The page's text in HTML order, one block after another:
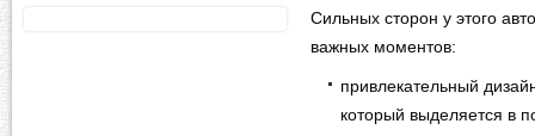
Сильных сторон у этого
важных моментов:
привлекательный
который выделяется в